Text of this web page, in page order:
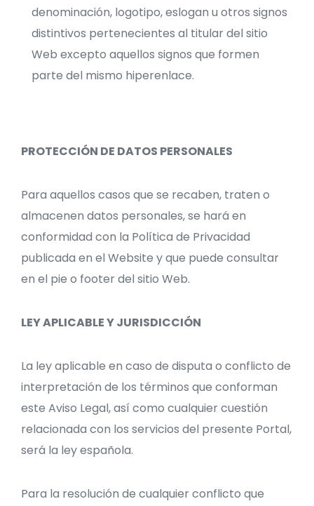
denominación, logotipo, eslogan u otros signos
distintivos pertenecientes al titular del sitio
Web excepto aquellos signos que formen
parte del mismo hiperenlace.
PROTECCIÓN DE DATOS PERSONALES
Para aquellos casos que se recaben, traten o
almacenen datos personales, se hará en
conformidad con la Política de Privacidad
publicada en el Website y que puede consultar
en el pie o footer del sitio Web.
LEY APLICABLE Y JURISDICCIÓN
La ley aplicable en caso de disputa o conflicto de
interpretación de los términos que conforman
este Aviso Legal, así como cualquier cuestión
relacionada con los servicios del presente Portal,
será la ley española.
Para la resolución de cualquier conflicto que